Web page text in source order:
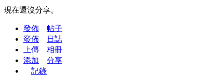
現在還沒分享。
發佈
帖子
發佈
日誌
上傳
相冊
添加
分享
記錄